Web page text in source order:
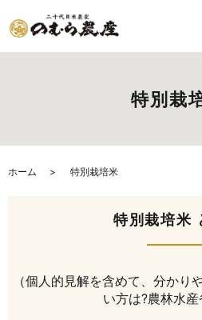
特別栽
ホーム 特別栽培米
特別栽培米
（個人的見解を含めて、分かり
い方は?農林水産